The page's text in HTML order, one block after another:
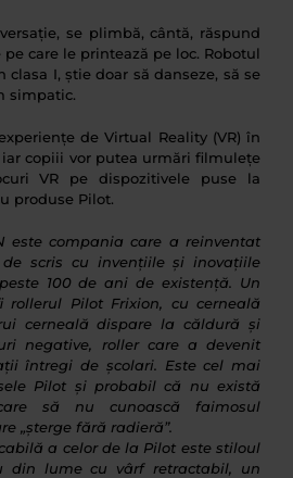
se plimbă, cântă, răspund
care le printează pe loc. Robotul
clasa I, știe doar să danseze, să se
simpatic.
de Virtual Reality (VR) în
copiii vor putea urmări filmulețe
VR pe dispozitivele puse la
produse Pilot.
este compania care a reinventat
scris cu invențiile și inovațiile
100 de ani de existență. Un
Pilot Frixion, cu cerneală
cerneală dispare la căldură și
negative, roller care a devenit
întregi de școlari. Este cel mai
Pilot și probabil că nu există
să nu cunoască faimosul
„șterge fără radieră”.
a celor de la Pilot este stiloul
din lume cu vârf retractabil, un